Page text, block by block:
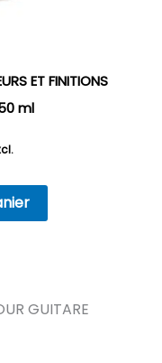
ET FINITIONS
ml
GUITARE